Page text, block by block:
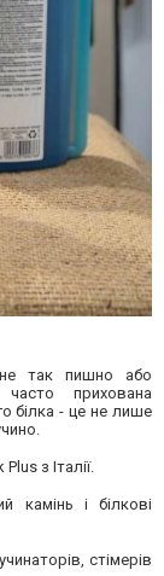
так пишно або
часто прихована
білка - це не лише
з Італії.
камінь і білкові
стімерів